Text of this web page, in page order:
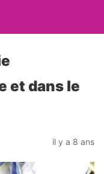
et dans le
il y a 8 ans